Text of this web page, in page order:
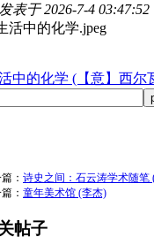
发表于 2026-7-4 03:47:52
中的化学 (【意】西尔
： 诗史之间：石云涛学术随笔
： 童年美术馆 (李杰)
帖子